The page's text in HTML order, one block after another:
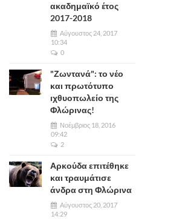
ακαδημαϊκό έτος
2017-2018
Αύγουστος 24, 2017
10:34
0
"Ζωντανά": το νέο
και πρωτότυπο
ιχθυοπωλείο της
Φλώρινας!
Νοέμβριος 18, 2016
09:42
2
Αρκούδα επιτέθηκε
και τραυμάτισε
άνδρα στη Φλώρινα
Αύγουστος 20, 2017
14:29